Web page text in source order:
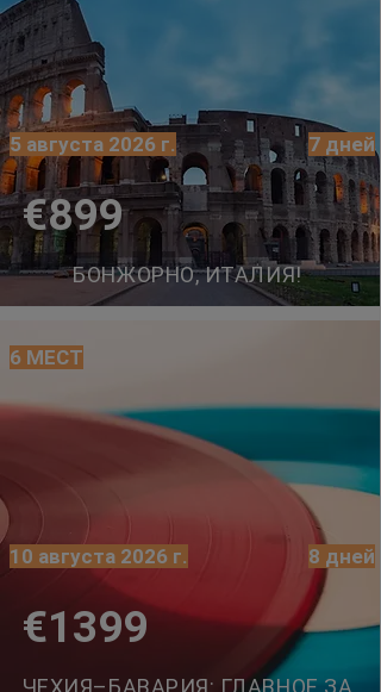
5 августа 2026 г. 7 дней
€899
БОНЖОРНО, ИТАЛИЯ!
6 МЕСТ
10 августа 2026 г. 8 дней
€1399
ЧЕХИЯ–БАВАРИЯ: ГЛАВНОЕ ЗА